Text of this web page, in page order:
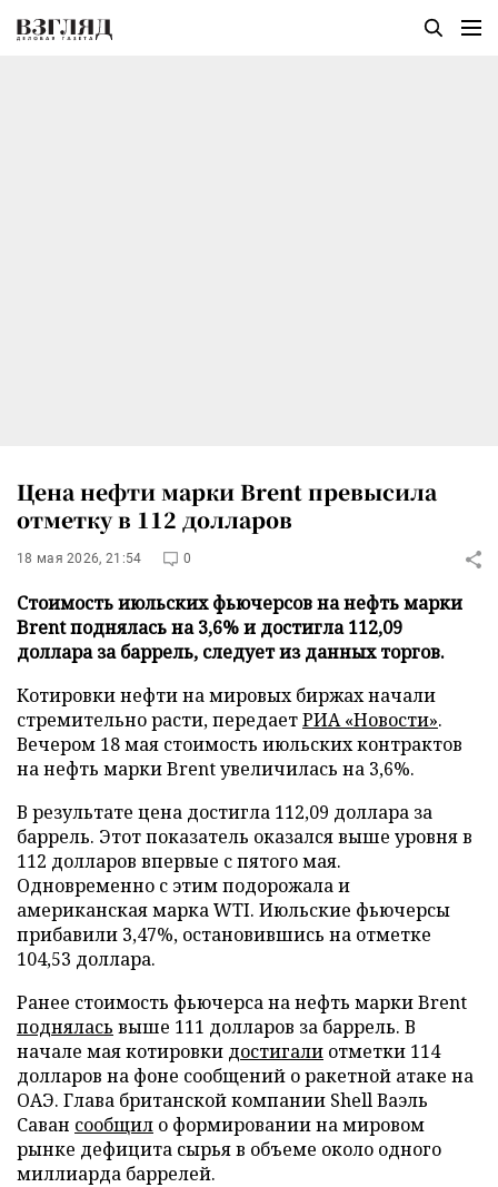
Цена нефти марки Brent превысила
отметку в 112 долларов
18 мая 2026, 21:54 0
Стоимость июльских фьючерсов на нефть марки
Brent поднялась на 3,6% и достигла 112,09
доллара за баррель, следует из данных торгов.
Котировки нефти на мировых биржах начали
стремительно расти, передаетРИА «Новости».
Вечером 18 мая стоимость июльских контрактов
на нефть марки Brent увеличилась на 3,6%.
В результате цена достигла 112,09 доллара за
баррель. Этот показатель оказался выше уровня в
112 долларов впервые с пятого мая.
Одновременно с этим подорожала и
американская марка WTI. Июльские фьючерсы
прибавили 3,47%, остановившись на отметке
104,53 доллара.
Ранее стоимость фьючерса на нефть марки Brent
поднялась выше 111 долларов за баррель. В
начале мая котировки достигали отметки 114
долларов на фоне сообщений о ракетной атаке на
ОАЭ. Глава британской компании Shell Ваэль
Саван сообщил о формировании на мировом
рынке дефицита сырья в объеме около одного
миллиарда баррелей.